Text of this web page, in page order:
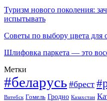
Туризм нового поколения:
испытывать
Советы по выбору цвета для
Шлифовка паркета — это
Метки
#беларусь #брест
Витебск Гомель Гродно Казахстан